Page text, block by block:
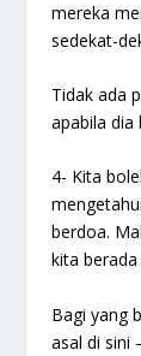
mereka
sedekat-
Tidak ada
apabila dia
4- Kita
berdoa.
kita
Bagi yang
asal di sini